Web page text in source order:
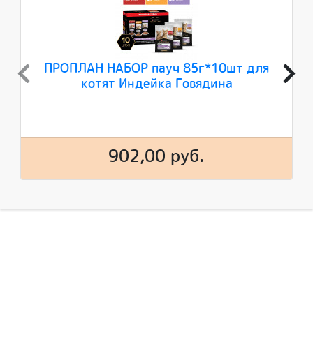
ПРОПЛАН НАБОР пауч 85г*10шт для
котят Индейка Говядина
902,00 руб.